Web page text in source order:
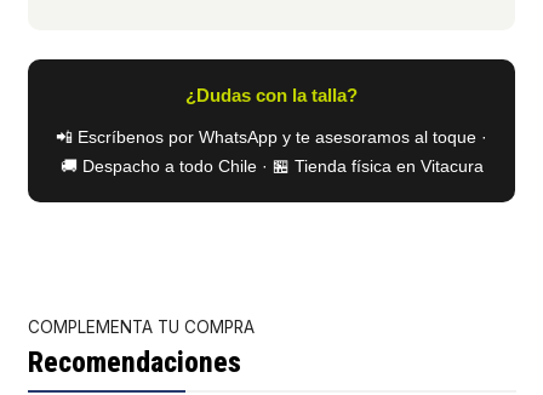
¿Dudas con la talla?
📲 Escríbenos por WhatsApp y te asesoramos al toque ·
🚚 Despacho a todo Chile · 🏪 Tienda física en Vitacura
COMPLEMENTA TU COMPRA
Recomendaciones